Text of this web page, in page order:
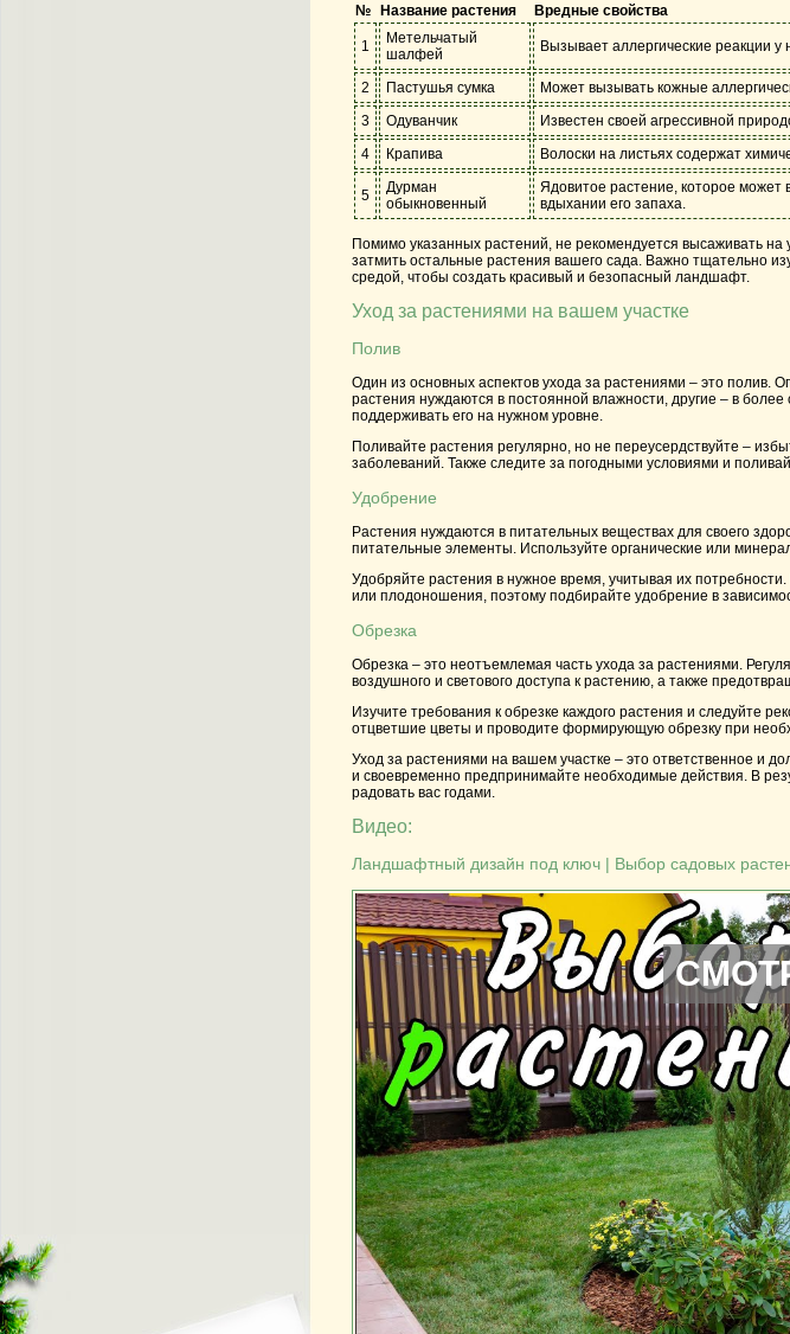
№ Название растения Вредные свойства
1
Метельчатый
шалфей
Вызывает аллергические реакции
2 Пастушья сумка
Может вызывать кожные
3
Одуванчик
Известен своей агрессивной
4
Крапива Волоски на листьях содержат
5
Дурман
обыкновенный
Ядовитое растение, которое может
вдыхании его запаха.
Помимо указанных растений, не рекомендуется высаживать на
затмить остальные растения вашего сада. Важно тщательно
средой, чтобы создать красивый и безопасный ландшафт.
Уход за растениями на вашем участке
Полив
Один из основных аспектов ухода за растениями – это полив.
растения нуждаются в постоянной влажности, другие – в
поддерживать его на нужном уровне.
Поливайте растения регулярно, но не переусердствуйте –
заболеваний. Также следите за погодными условиями и
Удобрение
Растения нуждаются в питательных веществах для своего
питательные элементы. Используйте органические или
Удобряйте растения в нужное время, учитывая их
или плодоношения, поэтому подбирайте удобрение в
Обрезка
Обрезка – это неотъемлемая часть ухода за растениями.
воздушного и светового доступа к растению, а также
Изучите требования к обрезке каждого растения и следуйте
отцветшие цветы и проводите формирующую обрезку при
Уход за растениями на вашем участке – это ответственное и
и своевременно предпринимайте необходимые действия. В
радовать вас годами.
Видео:
Ландшафтный дизайн под ключ | Выбор садовых